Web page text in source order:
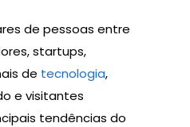
de pessoas entre
startups,
de tecnologia,
e visitantes
tendências do